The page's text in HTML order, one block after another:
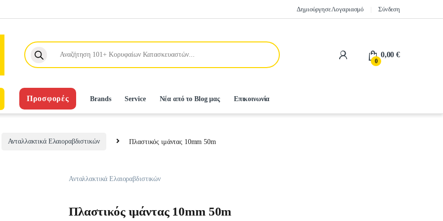
Δημιούργησε Λογαριασμό Σύνδεση
Products search
0
0,00€
Προσφορές Brands Service Νέα από το Blog μας Επικοινωνία
Ανταλλακτικά Ελαιοραβδιστικών Πλαστικός ιμάντας 10mm 50m
Ανταλλακτικά Ελαιοραβδιστικών
Πλαστικός ιμάντας 10mm 50m